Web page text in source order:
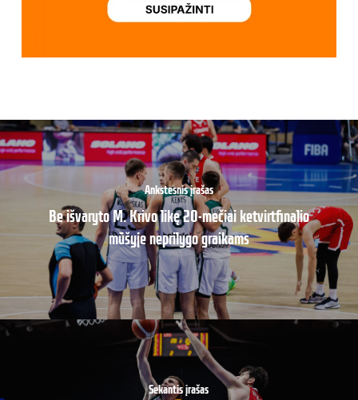
Ankstesnis įrašas
Be išvaryto M. Krivo likę 20-mečiai ketvirtfinalio
mūšyje neprilygo graikams
Sekantis įrašas